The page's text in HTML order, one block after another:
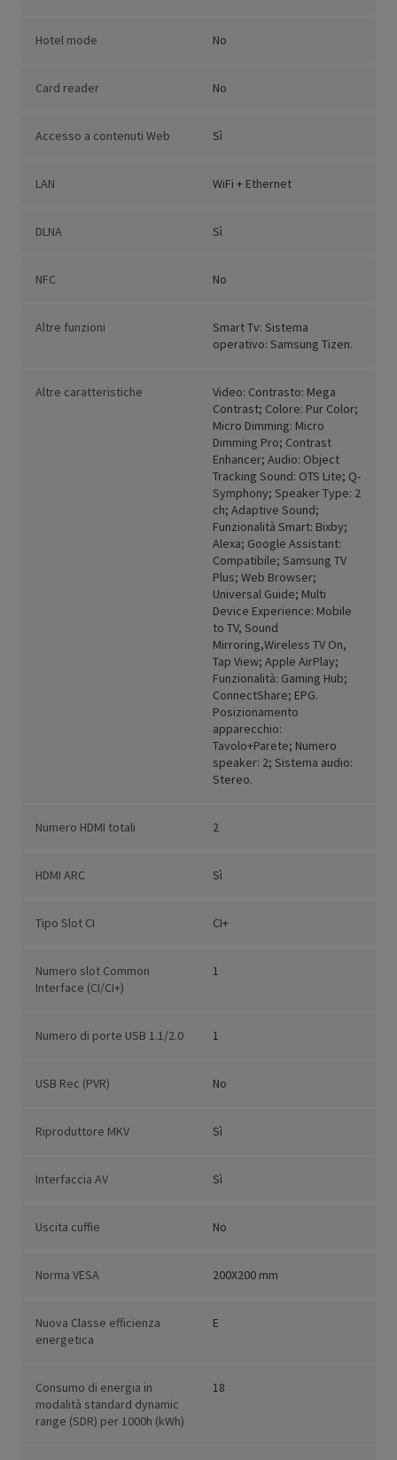
Hotel mode No
Card reader No
Accesso a contenuti Web Sì
LAN WiFi + Ethernet
DLNA Sì
NFC No
Altre funzioni
Smart Tv: Sistema
operativo: Samsung Tizen.
Altre caratteristiche
Video: Contrasto: Mega
Contrast; Colore: Pur Color;
Micro Dimming: Micro
Dimming Pro; Contrast
Enhancer; Audio: Object
Tracking Sound: OTS Lite; Q-
Symphony; Speaker Type: 2
ch; Adaptive Sound;
Funzionalità Smart: Bixby;
Alexa; Google Assistant:
Compatibile; Samsung TV
Plus; Web Browser;
Universal Guide; Multi
Device Experience: Mobile
to TV, Sound
Mirroring,Wireless TV On,
Tap View; Apple AirPlay;
Funzionalità: Gaming Hub;
ConnectShare; EPG.
Posizionamento
apparecchio:
Tavolo+Parete; Numero
speaker: 2; Sistema audio:
Stereo.
Numero HDMI totali 2
HDMI ARC Sì
Tipo Slot CI CI+
Numero slot Common
Interface (CI/CI+)
1
Numero di porte USB 1.1/2.0 1
USB Rec (PVR) No
Riproduttore MKV Sì
Interfaccia AV Sì
Uscita cuffie No
Norma VESA 200X200 mm
Nuova Classe efficienza
energetica
E
Consumo di energia in
modalità standard dynamic
range (SDR) per 1000h (kWh)
18